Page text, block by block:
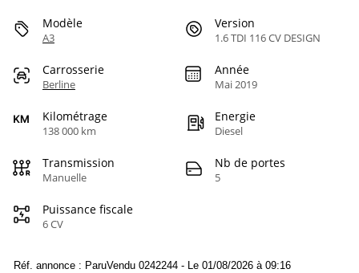
Modèle
A3
Version
1.6 TDI 116 CV DESIGN
Carrosserie
Berline
Année
Mai 2019
Kilométrage
138 000 km
Energie
Diesel
Transmission
Manuelle
Nb de portes
5
Puissance fiscale
6 CV
Réf. annonce : ParuVendu 0242244 - Le 01/08/2026 à 09:16